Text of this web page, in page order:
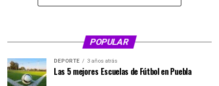
POPULAR
DEPORTE 3 años atrás
Las 5 mejores Escuelas de Fútbol en Puebla